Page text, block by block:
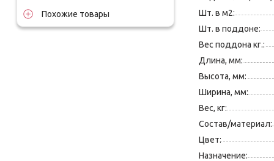
Похожие товары
Шт. в м2:
Шт. в поддоне:
Вес поддона кг.:
Длина, мм:
Высота, мм:
Ширина, мм:
Вес, кг:
Состав/материал:
Цвет:
Назначение: